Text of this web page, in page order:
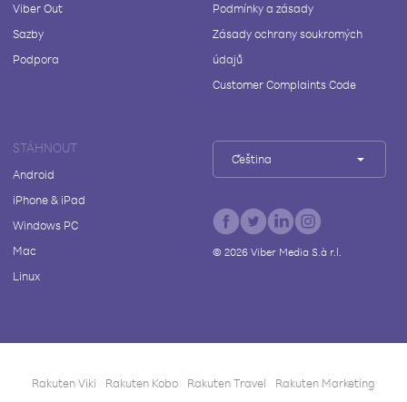
Viber Out
Sazby
Podpora
Podmínky a zásady
Zásady ochrany soukromých
údajů
Customer Complaints Code
STÁHNOUT
Android
iPhone & iPad
Windows PC
Mac
Linux
Čeština
© 2026Viber Media S.à r.l.
Rakuten Viki Rakuten Kobo Rakuten Travel Rakuten Marketing